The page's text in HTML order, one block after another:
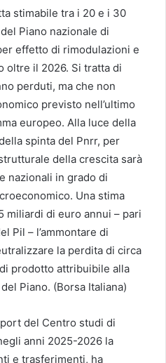
stimabile tra i 20 e i 30
Piano nazionale di
effetto di rimodulazioni e
oltre il 2026. Si tratta di
perduti, ma che non
previsto nell’ultimo
europeo. Alla luce della
spinta del Pnrr, per
della crescita sarà
nazionali in grado di
Una stima
miliardi di euro annui – pari
Pil – l’ammontare di
la perdita di circa
prodotto attribuibile alla
Piano. (Borsa Italiana)
del Centro studi di
anni 2025-2026 la
e trasferimenti, ha